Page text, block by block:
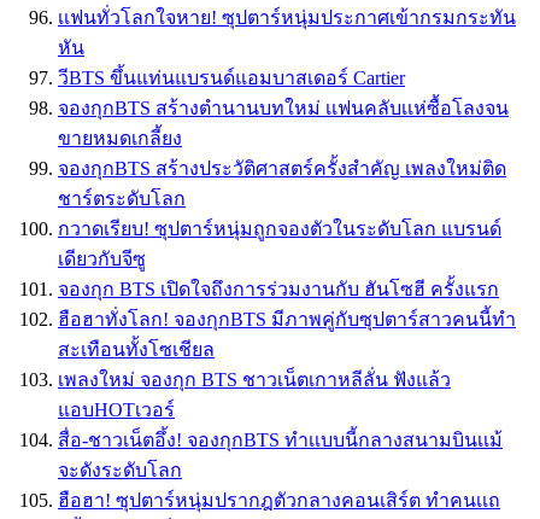
เเฟนทั่วโลกใจหาย! ซุปตาร์หนุ่มประกาศเข้ากรมกระทัน
หัน
วีBTS ขึ้นแท่นแบรนด์แอมบาสเดอร์ Cartier
จองกุกBTS สร้างตำนานบทใหม่ เเฟนคลับเเห่ซื้อโลงจน
ขายหมดเกลี้ยง
จองกุกBTS สร้างประวัติศาสตร์ครั้งสำคัญ เพลงใหม่ติด
ชาร์ตระดับโลก
กวาดเรียบ! ซุปตาร์หนุ่มถูกจองตัวในระดับโลก แบรนด์
เดียวกับจีซู
จองกุก BTS เปิดใจถึงการร่วมงานกับ ฮันโซฮี ครั้งแรก
ฮือฮาทั่งโลก! จองกุกBTS มีภาพคู่กับซุปตาร์สาวคนนี้ทำ
สะเทือนทั้งโซเชียล
เพลงใหม่ จองกุก BTS ชาวเน็ตเกาหลีลั่น ฟังแล้ว
แอบHOTเวอร์
สื่อ-ชาวเน็ตอึ้ง! จองกุกBTS ทำเเบบนี้กลางสนามบินเเม้
จะดังระดับโลก
ฮือฮา! ซุปตาร์หนุ่มปรากฎตัวกลางคอนเสิร์ต ทำคนเเถ